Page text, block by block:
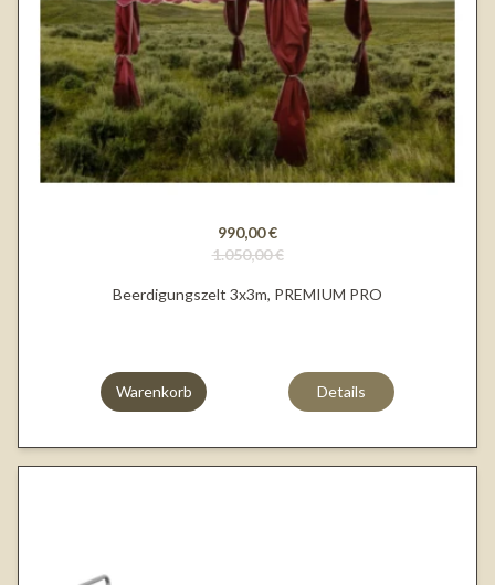
990,00 €
1.050,00 €
Beerdigungszelt 3x3m, PREMIUM PRO
Warenkorb Details